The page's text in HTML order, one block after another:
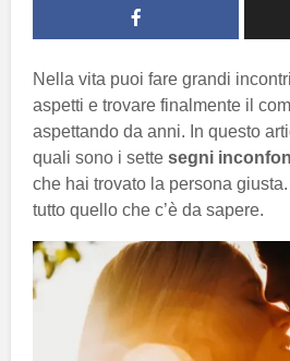
Nella vita puoi fare grandi
aspetti e trovare finalmente il
aspettando da anni. In questo
quali sono i sette segni
che hai trovato la persona
tutto quello che c’è da sapere.